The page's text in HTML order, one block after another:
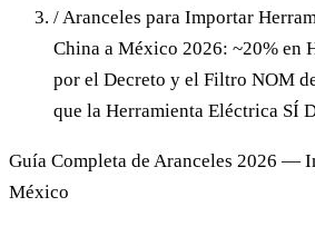
/Aranceles para Importar
China a México 2026: ~20% en
por el Decreto y el Filtro NOM
que la Herramienta Eléctrica SÍ
Guía Completa de Aranceles 2026 —
México